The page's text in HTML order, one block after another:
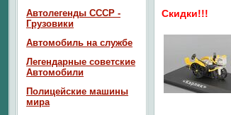
Скидки!!!
Автолегенды СССР -
Грузовики
Автомобиль на службе
Легендарные советские
Автомобили
Полицейские машины
мира